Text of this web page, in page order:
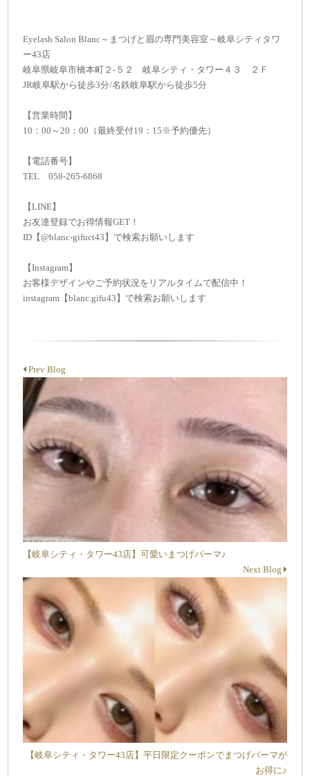
Eyelash Salon Blanc～まつげと眉の専門美容室～岐阜シティタワ
ー43店
岐阜県岐阜市橋本町２-５２ 岐阜シティ・タワー４３ ２Ｆ
JR岐阜駅から徒歩3分/名鉄岐阜駅から徒歩5分
【営業時間】
10：00～20：00（最終受付19：15※予約優先）
【電話番号】
TEL 058-265-6868
【LINE】
お友達登録でお得情報GET！
ID【@blanc-gifuct43】で検索お願いします
【Instagram】
お客様デザインやご予約状況をリアルタイムで配信中！
instagram【blanc.gifu43】で検索お願いします
Prev Blog
【岐阜シティ・タワー43店】可愛いまつげパーマ♪
Next Blog
【岐阜シティ・タワー43店】平日限定クーポンでまつげパーマが
お得に♪